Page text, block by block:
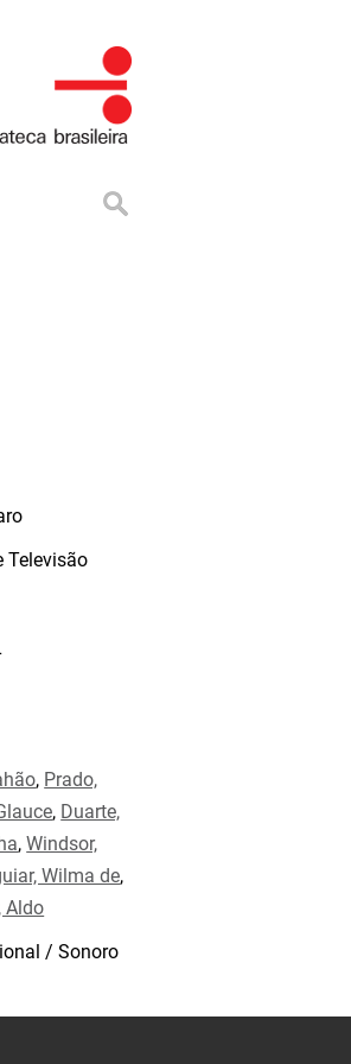
Televisão
, Prado,
, Duarte,
,Windsor,
Wilma de,
Aldo
/ Sonoro